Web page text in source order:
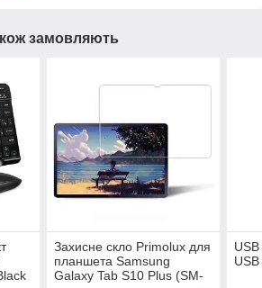
замовляють
Захисне скло Primolux для
планшета Samsung
Galaxy Tab S10 Plus (SM-